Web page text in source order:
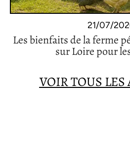
21/07/
Les bienfaits de la ferme
sur Loire pour
VOIR TOUS LES